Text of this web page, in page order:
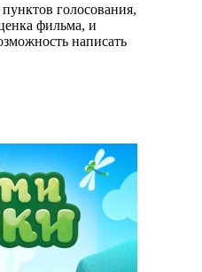
голосования,
фильма, и
написать